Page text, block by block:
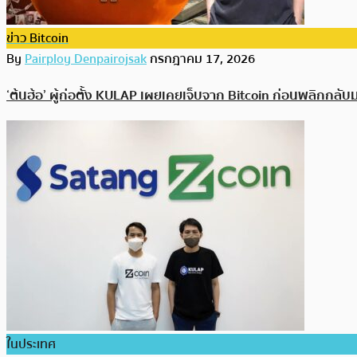
ข่าว Bitcoin
ByPairploy Denpairojsakกรกฎาคม 17, 2026
‘ต้นฮ้อ’ ผู้ก่อตั้ง KULAP เผยเคยเจ็บจาก Bitcoin ก่อนพลิกกลับ
ในประเทศ